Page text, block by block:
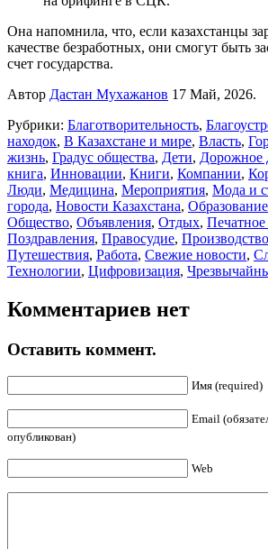
Она напомнила, что, если казахстанцы
качестве безработных, они смогут быть
счет государства.
Автор Дастан Мухажанов 17 Май, 2026.
Рубрики: Благотворительность,
находок, В Казахстане и мире, Власть,
жизнь, Градус общества, Дети, Дорожное
книга, Инновации, Книги, Компании,
Люди, Медицина, Мероприятия, Мода и
города, Новости Казахстана, Образование
Общество, Объявления, Отдых, Печатное
Поздравления, Правосудие, Производство
Путешествия, Работа, Свежие новости,
Технологии, Цифровизация,
Комментариев нет
Оставить коммент.
Имя (required)
Email
опубликован)
Web